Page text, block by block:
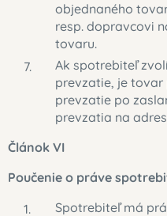
objednaného
resp. dopravcovi
tovaru.
Ak spotrebiteľ
prevzatie, je
prevzatie po
prevzatia na
Článok VI
Poučenie o práve
Spotrebiteľ má